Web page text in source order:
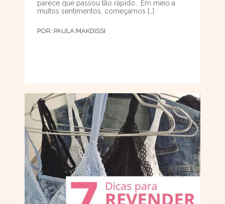
parece que passou tão rápido… Em meio a
muitos sentimentos, começamos […]
POR: PAULA MAKDISSI